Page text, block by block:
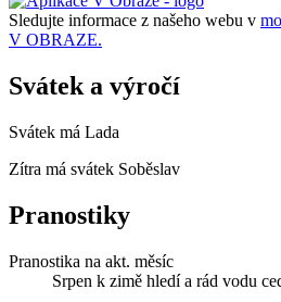
Sledujte informace z našeho webu v
V OBRAZE.
Svátek a výročí
Svátek má Lada
Zítra má svátek Soběslav
Pranostiky
Pranostika na akt. měsíc
Srpen k zimě hledí a rád vodu